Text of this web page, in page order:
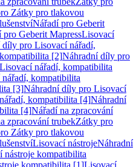
Zátky pro tlakovou
Nářadí pro Geberit
Geberit MapressLisovací
díly pro Lisovací nářadí,
[2]Náhradní díly pro
Lisovací nářadí, kompatibilita
kompatibilita
[3]Náhradní díly pro Lisovací
kompatibilita [4]Náhradní
[4]Nářadí na zpracování
zpracování trubekZátky pro
Zátky pro tlakovou
Lisovací nástrojeNáhradní
nástroje kompatibilita
kompatibilita [1]Lisovací